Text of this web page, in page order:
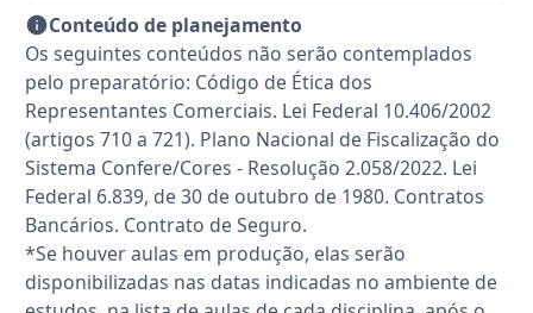
Conteúdo de planejamento
Os seguintes conteúdos não serão contemplados
pelo preparatório: Código de Ética dos
Representantes Comerciais. Lei Federal 10.406/2002
(artigos 710 a 721). Plano Nacional de Fiscalização do
Sistema Confere/Cores - Resolução 2.058/2022. Lei
Federal 6.839, de 30 de outubro de 1980. Contratos
Bancários. Contrato de Seguro.
*Se houver aulas em produção, elas serão
disponibilizadas nas datas indicadas no ambiente de